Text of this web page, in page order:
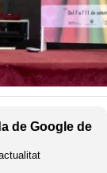
de Google de